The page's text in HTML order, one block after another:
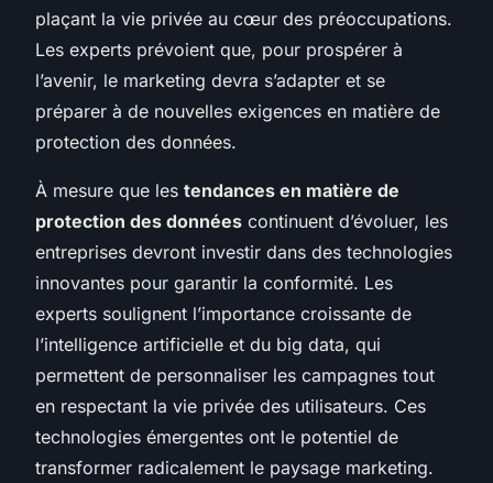
plaçant la vie privée au cœur des préoccupations.
Les experts prévoient que, pour prospérer à
l’avenir, le marketing devra s’adapter et se
préparer à de nouvelles exigences en matière de
protection des données.
À mesure que les tendances en matière de
protection des données continuent d’évoluer, les
entreprises devront investir dans des technologies
innovantes pour garantir la conformité. Les
experts soulignent l’importance croissante de
l’intelligence artificielle et du big data, qui
permettent de personnaliser les campagnes tout
en respectant la vie privée des utilisateurs. Ces
technologies émergentes ont le potentiel de
transformer radicalement le paysage marketing.